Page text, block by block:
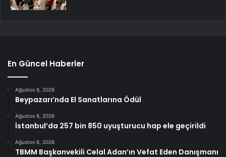
En Güncel Haberler
Ağustos 6, 2026
Beypazarı’nda El Sanatlarına Ödül
Ağustos 6, 2026
İstanbul’da 257 bin 850 uyuşturucu hap ele geçirildi
Ağustos 6, 2026
TBMM Başkanvekili Celal Adan’ın Vefat Eden Danışmanı